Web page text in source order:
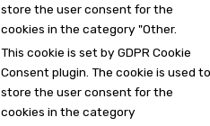
store the user consent for the
cookies in the category "Other.
This cookie is set by GDPR Cookie
Consent plugin. The cookie is used to
store the user consent for the
cookies in the category